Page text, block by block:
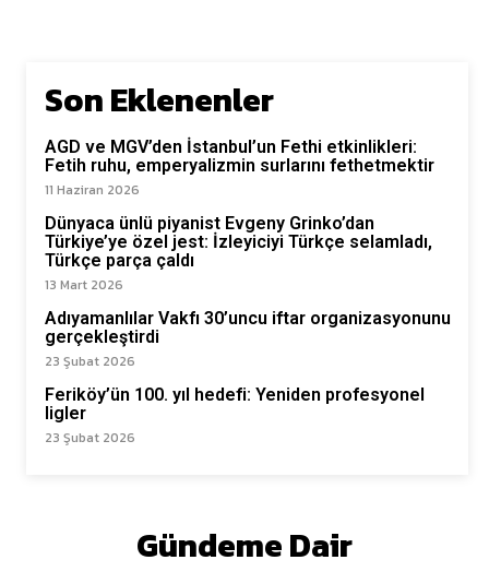
Son Eklenenler
AGD ve MGV’den İstanbul’un Fethi etkinlikleri:
Fetih ruhu, emperyalizmin surlarını fethetmektir
11 Haziran 2026
Dünyaca ünlü piyanist Evgeny Grinko’dan
Türkiye’ye özel jest: İzleyiciyi Türkçe selamladı,
Türkçe parça çaldı
13 Mart 2026
Adıyamanlılar Vakfı 30’uncu iftar organizasyonunu
gerçekleştirdi
23 Şubat 2026
Feriköy’ün 100. yıl hedefi: Yeniden profesyonel
ligler
23 Şubat 2026
Gündeme Dair